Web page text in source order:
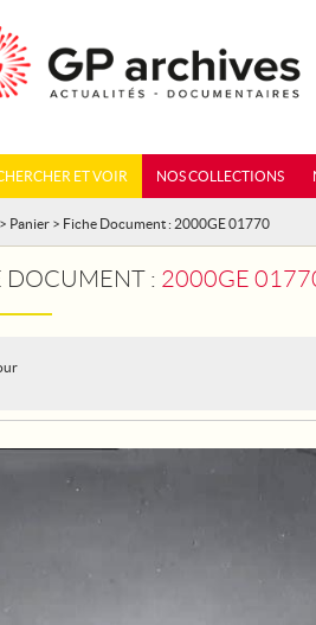
ET VOIR NOS COLLECTIONS
> Panier > Fiche Document : 2000GE 01770
DOCUMENT : 2000GE 01770 -